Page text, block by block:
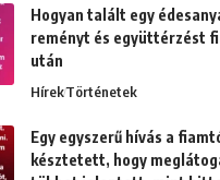
Hogyan talált egy
reményt és együttérzést
után
HírekTörténetek
Egy egyszerű hívás a
késztetett, hogy